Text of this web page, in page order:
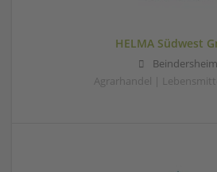
HELMA Südwest
Beindersheim
Agrarhandel |